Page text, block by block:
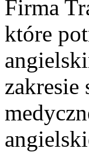
Firma
które
zakresie